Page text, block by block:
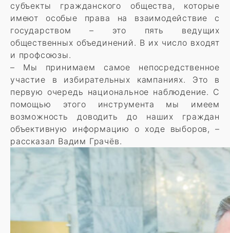
субъекты гражданского общества, которые
имеют особые права на взаимодействие с
государством – это пять ведущих
общественных объединений. В их число входят
и профсоюзы.
– Мы принимаем самое непосредственное
участие в избирательных кампаниях. Это в
первую очередь национальное наблюдение. С
помощью этого инструмента мы имеем
возможность доводить до наших граждан
объективную информацию о ходе выборов, –
рассказал Вадим Грачёв.